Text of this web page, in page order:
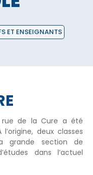
ET ENSEIGNANTS
rue de la Cure a été
deux classes
grande section de
dans l’actuel